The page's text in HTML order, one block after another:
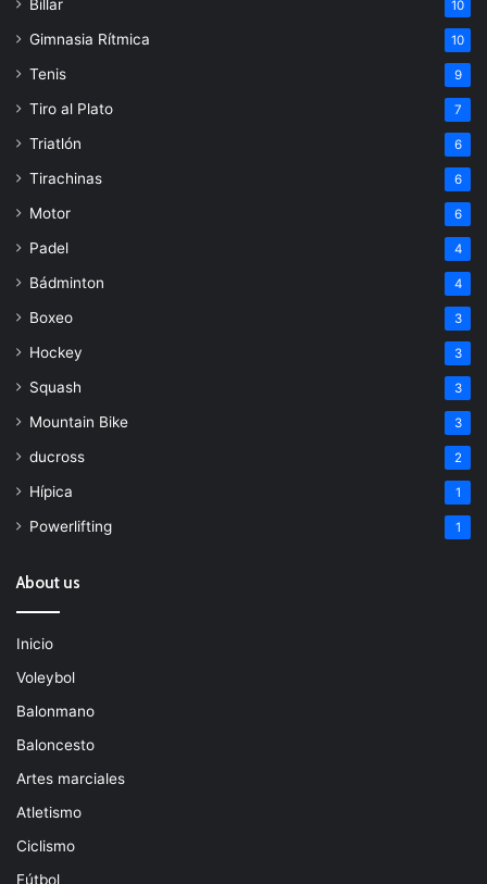
Billar 10
Gimnasia Rítmica 10
Tenis 9
Tiro al Plato 7
Triatlón 6
Tirachinas 6
Motor 6
Padel 4
Bádminton 4
Boxeo 3
Hockey 3
Squash 3
Mountain Bike 3
ducross 2
Hípica 1
Powerlifting 1
About us
Inicio
Voleybol
Balonmano
Baloncesto
Artes marciales
Atletismo
Ciclismo
Fútbol